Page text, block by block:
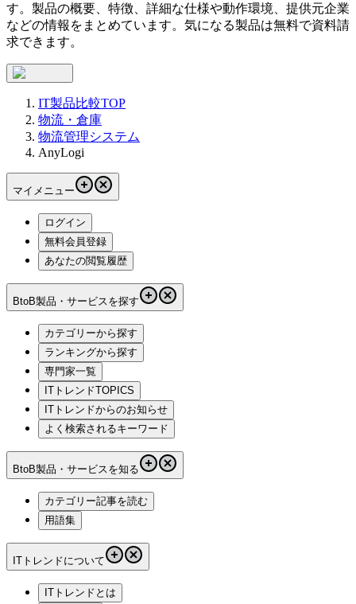
す。製品の概要、特徴、詳細な仕様や動作環境、提供元企業
などの情報をまとめています。気になる製品は無料で資料請
求できます。
IT製品比較TOP
物流・倉庫
物流管理システム
AnyLogi
マイメニュー
ログイン
無料会員登録
あなたの閲覧履歴
BtoB製品・サービスを探す
カテゴリーから探す
ランキングから探す
専門家一覧
ITトレンドTOPICS
ITトレンドからのお知らせ
よく検索されるキーワード
BtoB製品・サービスを知る
カテゴリー記事を読む
用語集
ITトレンドについて
ITトレンドとは